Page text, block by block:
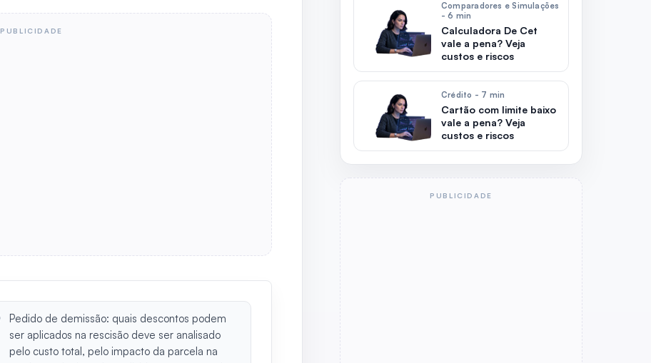
PUBLICIDADE
Pedido de demissão: quais descontos podem
ser aplicados na rescisão deve ser analisado
pelo custo total, pelo impacto da parcela na
Comparadores e Simulações
- 6 min
Calculadora De Cet
vale a pena? Veja
custos e riscos
Crédito - 7 min
Cartão com limite baixo
vale a pena? Veja
custos e riscos
PUBLICIDADE